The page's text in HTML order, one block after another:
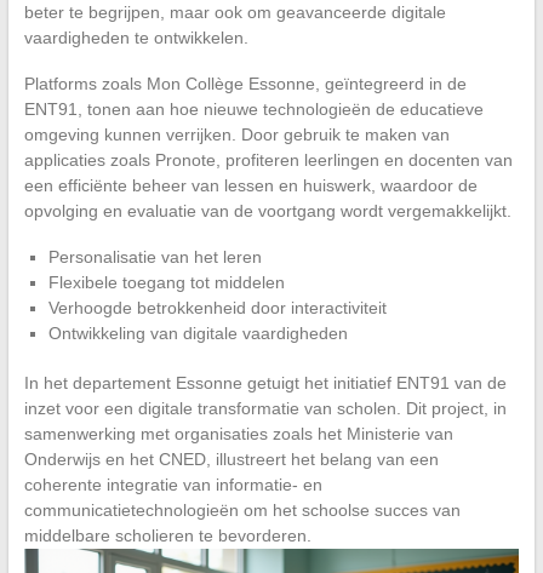
beter te begrijpen, maar ook om geavanceerde digitale
vaardigheden te ontwikkelen.
Platforms zoals Mon Collège Essonne, geïntegreerd in de
ENT91, tonen aan hoe nieuwe technologieën de educatieve
omgeving kunnen verrijken. Door gebruik te maken van
applicaties zoals Pronote, profiteren leerlingen en docenten van
een efficiënte beheer van lessen en huiswerk, waardoor de
opvolging en evaluatie van de voortgang wordt vergemakkelijkt.
Personalisatie van het leren
Flexibele toegang tot middelen
Verhoogde betrokkenheid door interactiviteit
Ontwikkeling van digitale vaardigheden
In het departement Essonne getuigt het initiatief ENT91 van de
inzet voor een digitale transformatie van scholen. Dit project, in
samenwerking met organisaties zoals het Ministerie van
Onderwijs en het CNED, illustreert het belang van een
coherente integratie van informatie- en
communicatietechnologieën om het schoolse succes van
middelbare scholieren te bevorderen.